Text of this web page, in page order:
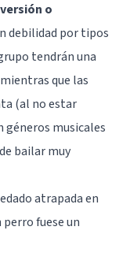
o
debilidad por tipos
tendrán una
que las
(al no estar
géneros musicales
bailar muy
atrapada en
perro fuese un